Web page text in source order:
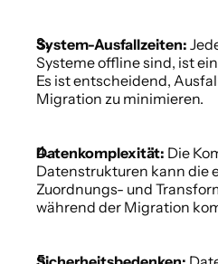
System-Ausfallzeiten:
Systeme offline sind, ist
Es ist entscheidend,
Migration zu minimieren.
Datenkomplexität: Die
Datenstrukturen kann die
Zuordnungs- und
während der Migration